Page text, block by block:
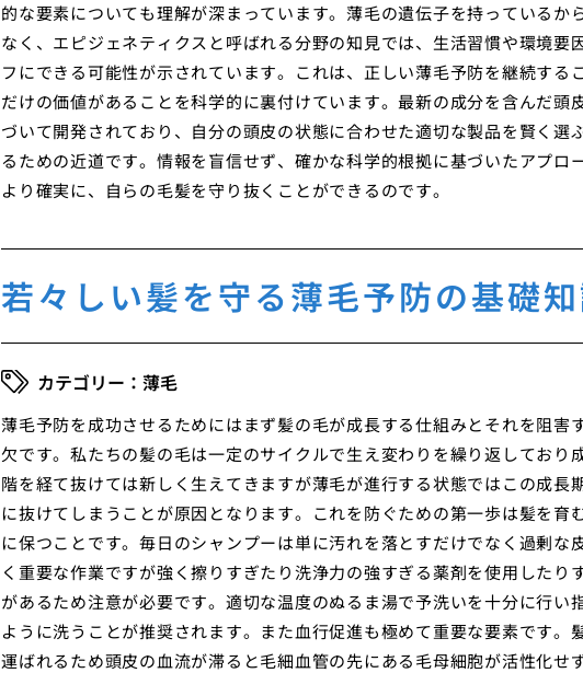
的な要素についても理解が深まっています。薄毛の遺伝子を持っているか
なく、エピジェネティクスと呼ばれる分野の知見では、生活習慣や環境要
フにできる可能性が示されています。これは、正しい薄毛予防を継続する
だけの価値があることを科学的に裏付けています。最新の成分を含んだ頭
づいて開発されており、自分の頭皮の状態に合わせた適切な製品を賢く選
るための近道です。情報を盲信せず、確かな科学的根拠に基づいたアプロ
より確実に、自らの毛髪を守り抜くことができるのです。
若々しい髪を守る薄毛予防の基礎
薄毛
薄毛予防を成功させるためにはまず髪の毛が成長する仕組みとそれを阻害
欠です。私たちの髪の毛は一定のサイクルで生え変わりを繰り返しており
階を経て抜けては新しく生えてきますが薄毛が進行する状態ではこの成長
に抜けてしまうことが原因となります。これを防ぐための第一歩は髪を育
に保つことです。毎日のシャンプーは単に汚れを落とすだけでなく過剰な
く重要な作業ですが強く擦りすぎたり洗浄力の強すぎる薬剤を使用したり
があるため注意が必要です。適切な温度のぬるま湯で予洗いを十分に行い
ように洗うことが推奨されます。また血行促進も極めて重要な要素です。
運ばれるため頭皮の血流が滞ると毛細血管の先にある毛母細胞が活性化せ